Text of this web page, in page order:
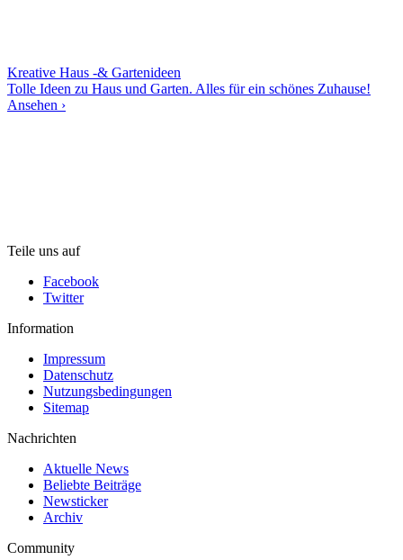
Kreative Haus -& Gartenideen
Tolle Ideen zu Haus und Garten. Alles für ein schönes Zuhause!
Ansehen ›
Teile uns auf
Facebook
Twitter
Information
Impressum
Datenschutz
Nutzungsbedingungen
Sitemap
Nachrichten
Aktuelle News
Beliebte Beiträge
Newsticker
Archiv
Community